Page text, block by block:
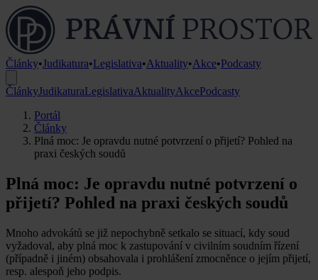
Články•Judikatura•Legislativa•Aktuality•Akce•Podcasty
ČlánkyJudikaturaLegislativaAktualityAkcePodcasty
Portál
Články
Plná moc: Je opravdu nutné potvrzení o přijetí? Pohled na
praxi českých soudů
Plná moc: Je opravdu nutné potvrzení o
přijetí? Pohled na praxi českých soudů
Mnoho advokátů se již nepochybně setkalo se situací, kdy soud
vyžadoval, aby plná moc k zastupování v civilním soudním řízení
(případně i jiném) obsahovala i prohlášení zmocněnce o jejím přijetí,
resp. alespoň jeho podpis.